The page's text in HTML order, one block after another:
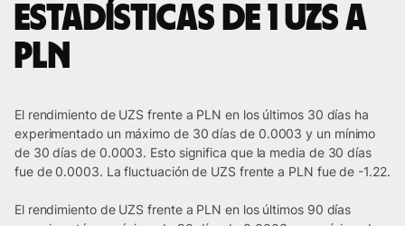
Estadísticas de 1 UZS a
PLN
El rendimiento de UZS frente a PLN en los últimos 30 días ha
experimentado un máximo de 30 días de 0.0003 y un mínimo
de 30 días de 0.0003. Esto significa que la media de 30 días
fue de 0.0003. La fluctuación de UZS frente a PLN fue de -1.22.
El rendimiento de UZS frente a PLN en los últimos 90 días